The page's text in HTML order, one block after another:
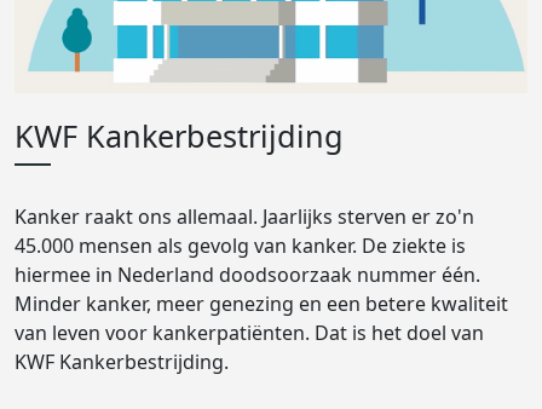
KWF Kankerbestrijding
Kanker raakt ons allemaal. Jaarlijks sterven er zo'n
45.000 mensen als gevolg van kanker. De ziekte is
hiermee in Nederland doodsoorzaak nummer één.
Minder kanker, meer genezing en een betere kwaliteit
van leven voor kankerpatiënten. Dat is het doel van
KWF Kankerbestrijding.